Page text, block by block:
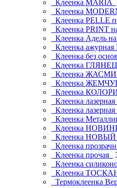
Клеенка MARIA
Клеенка
Клеенка PELLE
Клеенка PRINT
Клеенка Адель
Клеенка
Клеенка без
Клеенка ГЛЯНЕЦ
Клеенка
Клеенка
Клеенка
Клеенка
Клеенка
Клеенка
Клеенка
Клеенка
Клеенка
Клеенка прочая
Клеенка
Клеенка
Термоклеенка